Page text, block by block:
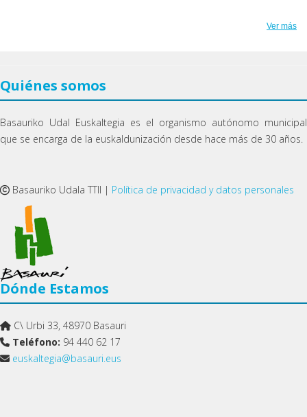
Ver más
Quiénes somos
Basauriko Udal Euskaltegia es el organismo autónomo municipal
que se encarga de la euskaldunización desde hace más de 30 años.
Basauriko Udala TTII | Política de privacidad y datos personales
Dónde Estamos
C\ Urbi 33, 48970 Basauri
Teléfono: 94 440 62 17
euskaltegia@basauri.eus